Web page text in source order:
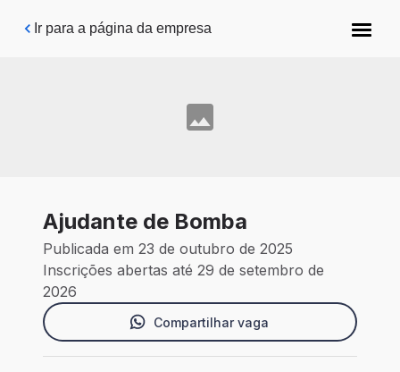
Pular para o conteúdo principal
Ir para a página da empresa
Ajudante de Bomba
Publicada em 23 de outubro de 2025
Inscrições abertas até 29 de setembro de
2026
Compartilhar vaga